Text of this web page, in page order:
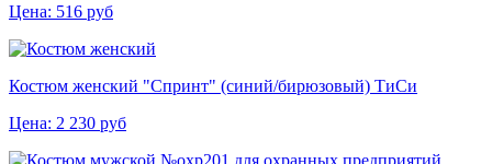
Цена: 516 руб
Костюм женский "Спринт" (синий/бирюзовый) ТиСи
Цена: 2 230 руб